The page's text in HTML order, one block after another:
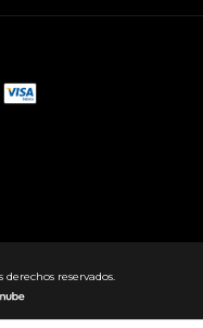
derechos reservados.